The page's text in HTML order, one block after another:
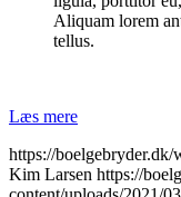
Aliquam lorem
tellus.
Læs mere
https://
Kim Larsen https://